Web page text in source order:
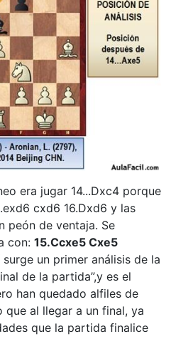
era jugar 14...Dxc4 porque
cxd6 16.Dxd6 y las
peón de ventaja. Se
con: 15.Ccxe5 Cxe5
surge un primer análisis de la
de la partida”,y es el
han quedado alfiles de
que al llegar a un final, ya
que la partida finalice